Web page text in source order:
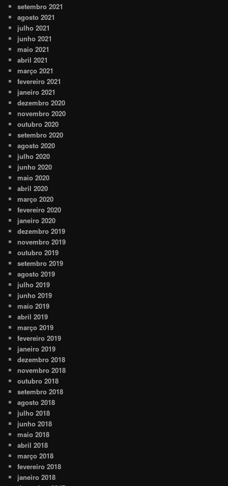
setembro 2021
agosto 2021
julho 2021
junho 2021
maio 2021
abril 2021
março 2021
fevereiro 2021
janeiro 2021
dezembro 2020
novembro 2020
outubro 2020
setembro 2020
agosto 2020
julho 2020
junho 2020
maio 2020
abril 2020
março 2020
fevereiro 2020
janeiro 2020
dezembro 2019
novembro 2019
outubro 2019
setembro 2019
agosto 2019
julho 2019
junho 2019
maio 2019
abril 2019
março 2019
fevereiro 2019
janeiro 2019
dezembro 2018
novembro 2018
outubro 2018
setembro 2018
agosto 2018
julho 2018
junho 2018
maio 2018
abril 2018
março 2018
fevereiro 2018
janeiro 2018